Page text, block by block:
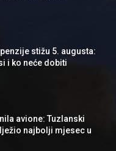
stižu 5. augusta:
i ko neće dobiti
avione: Tuzlanski
najbolji mjesec u